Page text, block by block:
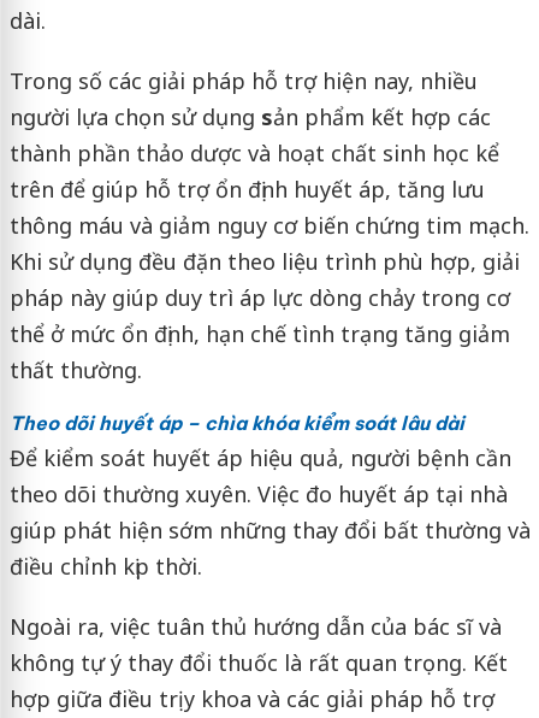
dài.
Trong số các giải pháp hỗ trợ hiện nay, nhiều
người lựa chọn sử dụng sản phẩm kết hợp các
thành phần thảo dược và hoạt chất sinh học kể
trên để giúp hỗ trợ ổn định huyết áp, tăng lưu
thông máu và giảm nguy cơ biến chứng tim mạch.
Khi sử dụng đều đặn theo liệu trình phù hợp, giải
pháp này giúp duy trì áp lực dòng chảy trong cơ
thể ở mức ổn định, hạn chế tình trạng tăng giảm
thất thường.
Theo dõi huyết áp – chìa khóa kiểm soát lâu dài
Để kiểm soát huyết áp hiệu quả, người bệnh cần
theo dõi thường xuyên. Việc đo huyết áp tại nhà
giúp phát hiện sớm những thay đổi bất thường và
điều chỉnh kịp thời.
Ngoài ra, việc tuân thủ hướng dẫn của bác sĩ và
không tự ý thay đổi thuốc là rất quan trọng. Kết
hợp giữa điều trị y khoa và các giải pháp hỗ trợ